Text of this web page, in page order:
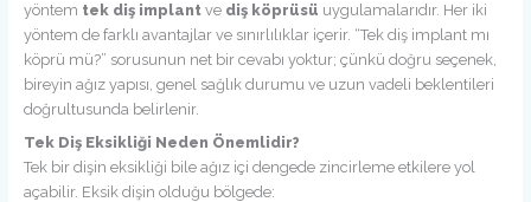
yöntem tek diş implantve diş köprüsü uygulamalarıdır. Her iki
yöntem de farklı avantajlar ve sınırlılıklar içerir. “Tek diş implant mı
köprü mü?” sorusunun net bir cevabı yoktur; çünkü doğru seçenek,
bireyin ağız yapısı, genel sağlık durumu ve uzun vadeli beklentileri
doğrultusunda belirlenir.
Tek Diş Eksikliği Neden Önemlidir?
Tek bir dişin eksikliği bile ağız içi dengede zincirleme etkilere yol
açabilir. Eksik dişin olduğu bölgede: